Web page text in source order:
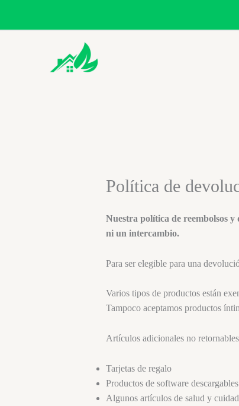
Política de
Nuestra política de reembolsos y
ni un intercambio.
Para ser elegible para una
Varios tipos de productos están
Tampoco aceptamos productos
Artículos adicionales no
Tarjetas de regalo
Productos de software descargables
Algunos artículos de salud y